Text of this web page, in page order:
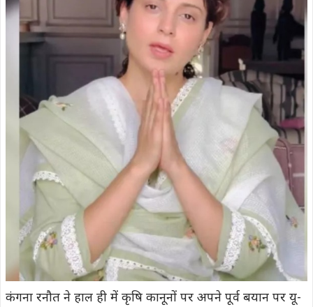
कंगना रनौत ने हाल ही में कृषि कानूनों पर अपने पूर्व बयान पर यू-